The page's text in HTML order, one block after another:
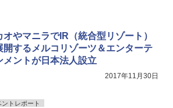
オやマニラでIR（統合型リゾート）
開するメルコリゾーツ＆エンターテ
メントが日本法人設立
2017年11月30日
ントレポート